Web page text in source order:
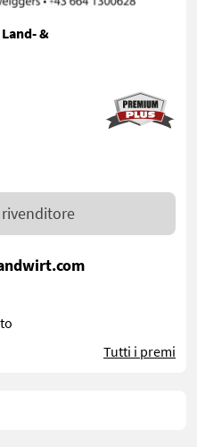
&
Tutti i premi